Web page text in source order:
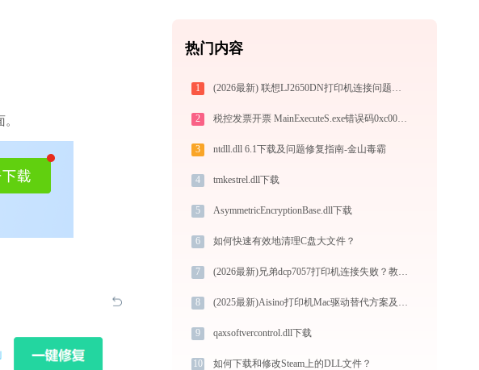
热门内容
1 (2026最新) 联想LJ2650DN打印机连接问题如何解决？-金山毒霸
2 税控发票开票 MainExecuteS.exe错误码0xc000000d处理办法
3 ntdll.dll 6.1下载及问题修复指南-金山毒霸
4 tmkestrel.dll下载
5 AsymmetricEncryptionBase.dll下载
6 如何快速有效地清理C盘大文件？
7 (2026最新)兄弟dcp7057打印机连接失败？教你快速解决 - 金山毒霸
8 (2025最新)Aisino打印机Mac驱动替代方案及手动安装教程
9 qaxsoftvercontrol.dll下载
10 如何下载和修改Steam上的DLL文件？